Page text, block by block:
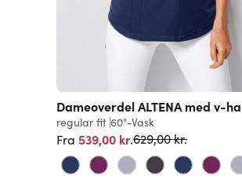
Dameoverdel ALTENA med v-
regular fit 60°-Vask
Fra 539,00 kr.Normalpris
629,00 kr.